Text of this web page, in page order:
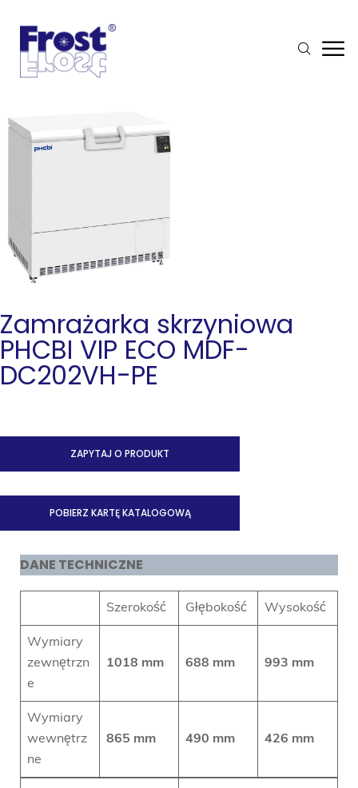
Zamrażarka skrzyniowa
PHCBI VIP ECO MDF-
DC202VH-PE
ZAPYTAJ O PRODUKT
POBIERZ KARTĘ KATALOGOWĄ
DANE TECHNICZNE
Szerokość Głębokość Wysokość
Wymiary
zewnętrzn
e
1018 mm 688 mm 993 mm
Wymiary
wewnętrz
ne
865 mm 490 mm 426 mm